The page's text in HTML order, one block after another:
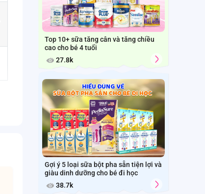
Top 10+ sữa tăng cân và tăng chiều
cao cho bé 4 tuổi
27.8k
Gợi ý 5 loại sữa bột pha sẵn tiện lợi và
giàu dinh dưỡng cho bé đi học
38.7k